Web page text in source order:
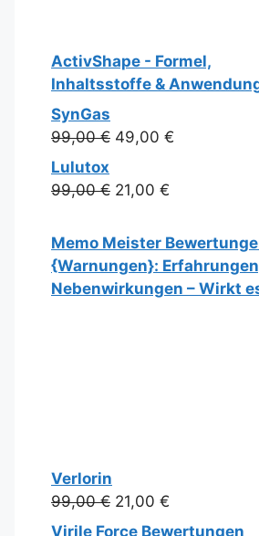
ActivShape - Formel,
Inhaltsstoffe &
SynGas
99,00€ Ursprünglicher
war:
49,00 €
Lulutox
99,00€ Ursprünglicher
war:
99,00 €
21,00 €
ist:
21,00 €.
Memo Meister
{Warnungen}:
Nebenwirkungen – Wirkt
Verlorin
99,00€ Ursprünglicher
Preis
21,00 €
Preis
Virile Force Bewertungen